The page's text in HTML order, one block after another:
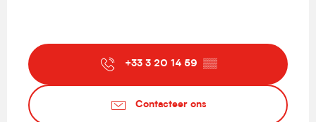
+33 3 20 14 59 ▒▒
Contacteer ons